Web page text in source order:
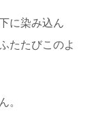
に染み込ん
たたびこのよ
。